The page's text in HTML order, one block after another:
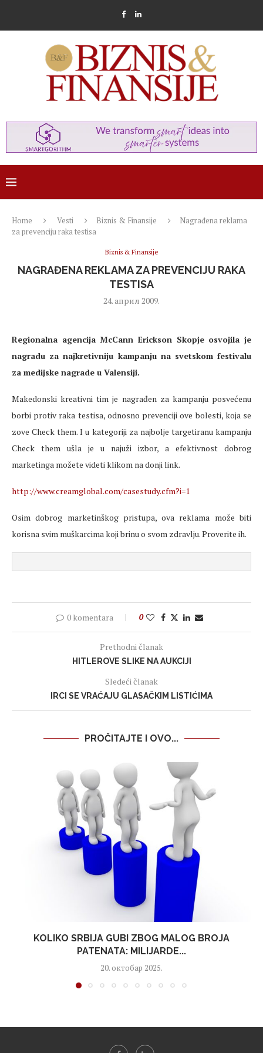
Home Vesti Biznis & Finansije
Nagrađena reklama
za prevenciju raka testisa
Biznis & Finansije
NAGRAĐENA REKLAMA ZA PREVENCIJU RAKA
TESTISA
24. април 2009.
Regionalna agencija McCann Erickson Skopje osvojila je
nagradu za najkretivniju kampanju na svetskom festivalu
za medijske nagrade u Valensiji.
Makedonski kreativni tim je nagrađen za kampanju posvećenu
borbi protiv raka testisa, odnosno prevenciji ove bolesti, koja se
zove Check them. I u kategoriji za najbolje targetiranu kampanju
Check them ušla je u najuži izbor, a efektivnost dobrog
marketinga možete videti klikom na donji link.
http://www.creamglobal.com/casestudy.cfm?i=1
Osim dobrog marketinškog pristupa, ova reklama može biti
korisna svim muškarcima koji brinu o svom zdravlju. Proverite ih.
0 komentara 0
Prethodni članak
HITLEROVE SLIKE NA AUKCIJI
Sledeći članak
IRCI SE VRAĆAJU GLASAČKIM LISTIĆIMA
PROČITAJTE I OVO...
KOLIKO SRBIJA GUBI ZBOG MALOG BROJA
PATENATA: MILIJARDE...
20. октобар 2025.